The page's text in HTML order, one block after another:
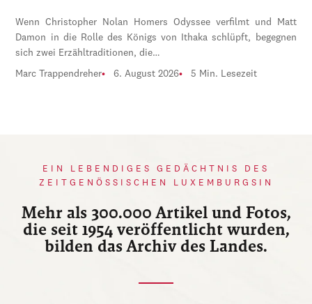
Wenn Christopher Nolan Homers Odyssee verfilmt und Matt
Damon in die Rolle des Königs von Ithaka schlüpft, begegnen
sich zwei Erzähltraditionen, die…
Marc Trappendreher 6. August 2026 5 Min. Lesezeit
EIN LEBENDIGES GEDÄCHTNIS DES
ZEITGENÖSSISCHEN LUXEMBURGSIN
Mehr als 300.000 Artikel und Fotos,
die seit 1954 veröffentlicht wurden,
bilden das Archiv des Landes.